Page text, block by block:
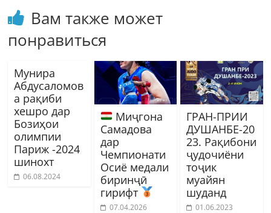
Вам также может
понравиться
Мунира
Абдусаломов
а рақиби
хешро дар
Бозиҳои
олимпии
Париж -2024
шинохт
06.08.2024
Миҷгона
Самадова
дар
Чемпионати
Осиё медали
биринҷӣ
гирифт
07.04.2026
ГРАН-ПРИИ
ДУШАНБЕ-20
23. Рақибони
ҷудочиёни
тоҷик
муайян
шуданд
01.06.2023